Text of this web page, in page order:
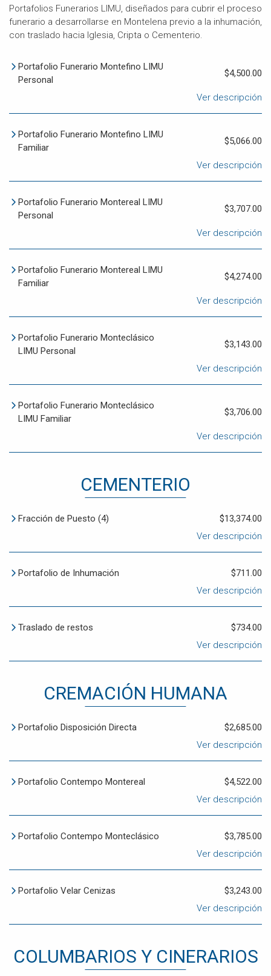
Portafolios Funerarios LIMU, diseñados para cubrir el proceso
funerario a desarrollarse en Montelena previo a la inhumación,
con traslado hacia Iglesia, Cripta o Cementerio.
Portafolio Funerario Montefino LIMU
Personal
$4,500.00
Ver descripción
Portafolio Funerario Montefino LIMU
Familiar
$5,066.00
Ver descripción
Portafolio Funerario Montereal LIMU
Personal
$3,707.00
Ver descripción
Portafolio Funerario Montereal LIMU
Familiar
$4,274.00
Ver descripción
Portafolio Funerario Monteclásico
LIMU Personal
$3,143.00
Ver descripción
Portafolio Funerario Monteclásico
LIMU Familiar
$3,706.00
Ver descripción
CEMENTERIO
Fracción de Puesto (4)
$13,374.00
Ver descripción
Portafolio de Inhumación
$711.00
Ver descripción
Traslado de restos
$734.00
Ver descripción
CREMACIÓN HUMANA
Portafolio Disposición Directa
$2,685.00
Ver descripción
Portafolio Contempo Montereal
$4,522.00
Ver descripción
Portafolio Contempo Monteclásico
$3,785.00
Ver descripción
Portafolio Velar Cenizas
$3,243.00
Ver descripción
COLUMBARIOS Y CINERARIOS